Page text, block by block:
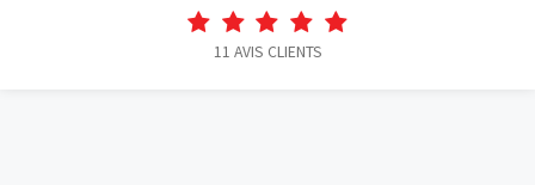
11 AVIS CLIENTS